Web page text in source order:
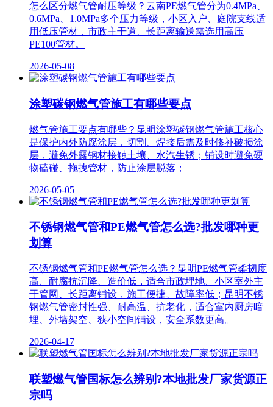
怎么区分燃气管耐压等级？云南PE燃气管分为0.4MPa、
0.6MPa、1.0MPa多个压力等级，小区入户、庭院支线适
用低压管材，市政主干道、长距离输送需选用高压
PE100管材。
2026-05-08
涂塑碳钢燃气管施工有哪些要点
燃气管施工要点有哪些？昆明涂塑碳钢燃气管施工核心
是保护内外防腐涂层，切割、焊接后需及时修补破损涂
层，避免外露钢材接触土壤、水汽生锈；铺设时避免硬
物磕碰、拖拽管材，防止涂层脱落；
2026-05-05
不锈钢燃气管和PE燃气管怎么选?批发哪种更
划算
不锈钢燃气管和PE燃气管怎么选？昆明PE燃气管柔韧度
高、耐腐抗沉降、造价低，适合市政埋地、小区室外主
干管网、长距离铺设，施工便捷、故障率低；昆明不锈
钢燃气管密封性强、耐高温、抗老化，适合室内厨房暗
埋、外墙架空、狭小空间铺设，安全系数更高。
2026-04-17
联塑燃气管国标怎么辨别?本地批发厂家货源正
宗吗